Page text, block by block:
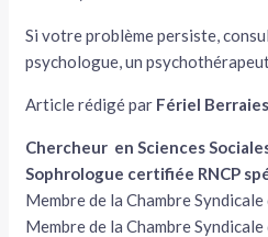
Si votre problème persiste,
psychologue, un
Article rédigé par Fériel Berraies
Chercheur en Sciences
Sophrologue certifiée RNCP
Membre de la Chambre
Membre de la Chambre